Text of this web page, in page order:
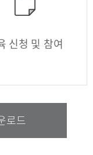
신청 및 참여
로드